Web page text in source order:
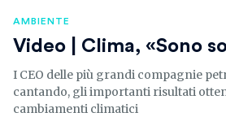
AMBIENTE
Video | Clima, «Sono
I CEO delle più grandi compagnie
cantando, gli importanti risultati
cambiamenti climatici